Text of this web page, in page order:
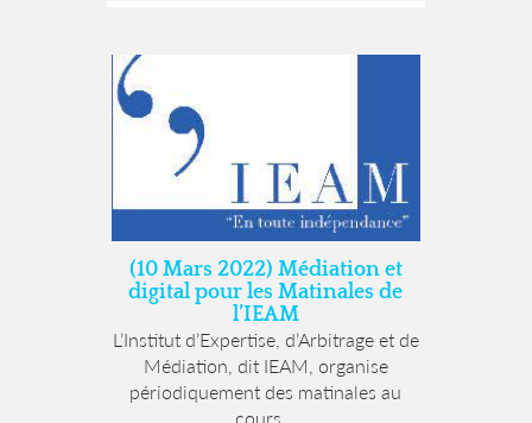
(10 Mars 2022) Médiation et
digital pour les Matinales de
l’IEAM
L’Institut d’Expertise, d’Arbitrage et de
Médiation, dit IEAM, organise
périodiquement des matinales au
cours...